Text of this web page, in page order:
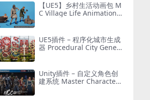
【UE5】乡村生活动画包 M
C Village Life Animation P
UE5插件 – 程序化城市生成
器 Procedural City Genera
Unity插件 – 自定义角色创
建系统 Master Character